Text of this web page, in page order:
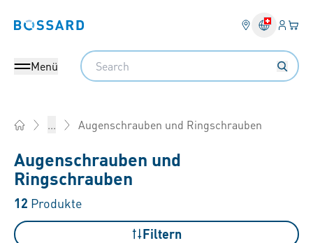
Bossard homepage Ihr
Menü
Search
... Augenschrauben und Ringschrauben
Augenschrauben und
Ringschrauben
12 Produkte
Filtern